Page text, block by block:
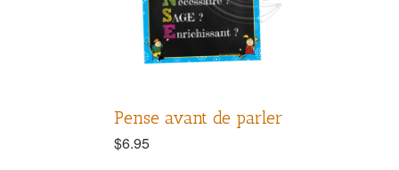
Pense avant de parler
$6.95